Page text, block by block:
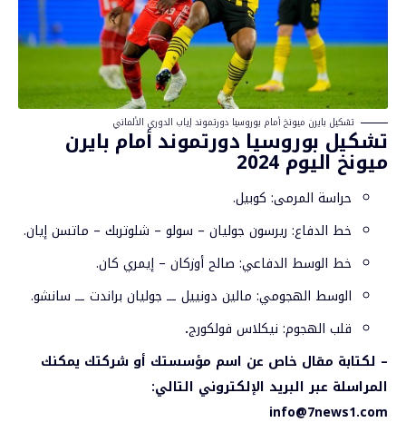
تشكيل بايرن ميونخ أمام بوروسيا دورتموند إياب الدوري الألماني
تشكيل بوروسيا دورتموند أمام بايرن
ميونخ اليوم 2024
حراسة المرمى: كوبيل.
خط الدفاع: ريرسون جوليان – سولو – شلوتربك – ماتسن إيان.
خط الوسط الدفاعي: صالح أوزكان – إيمري كان.
الوسط الهجومي: مالين دونييل ـــ جوليان براندت ـــ سانشو.
قلب الهجوم: نيكلاس فولكورج.
– لكتابة مقال خاص عن اسم مؤسستك أو شركتك يمكنك
المراسلة عبر البريد الإلكتروني التالي:
info@7news1.com